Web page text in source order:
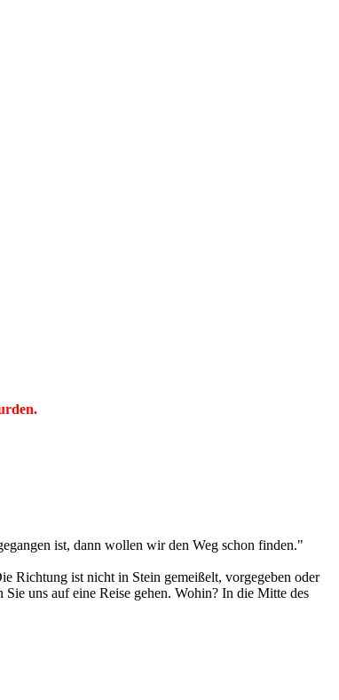
ist, dann wollen wir den Weg schon finden."
Richtung ist nicht in Stein gemeißelt, vorgegeben oder
uns auf eine Reise gehen. Wohin? In die Mitte des